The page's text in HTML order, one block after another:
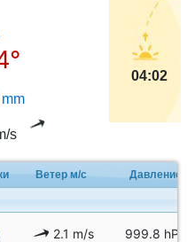
mm
s
04:02
Ветер м/с Давление
2.1 m/s 999.8 hPa